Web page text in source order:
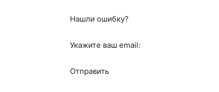
Нашли ошибку?
Укажите ваш email:
Отправить